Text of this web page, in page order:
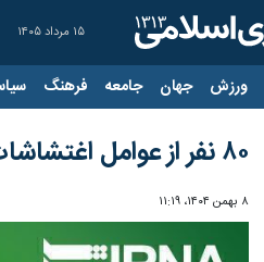
۱۵ مرداد ۱۴۰۵
ورزش جهان جامعه فرهنگ
۸۰ نفر از عوامل اغتشاشات در استان سمنان دستگیر شدند
۸ بهمن ۱۴۰۴، ۱۱:۱۹